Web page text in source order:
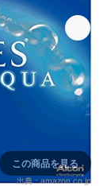
この商品を見る
出典：amazon.co.jp